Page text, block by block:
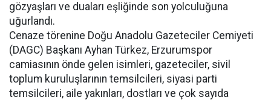
gözyaşları ve duaları eşliğinde son yolculuğuna
uğurlandı.
Cenaze törenine Doğu Anadolu Gazeteciler Cemiyeti
(DAGC) Başkanı Ayhan Türkez, Erzurumspor
camiasının önde gelen isimleri, gazeteciler, sivil
toplum kuruluşlarının temsilcileri, siyasi parti
temsilcileri, aile yakınları, dostları ve çok sayıda